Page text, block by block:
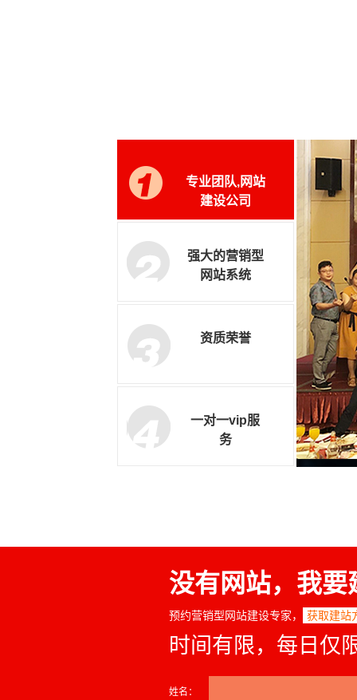
专业团队,网站
建设公司
强大的营销型
网站系统
资质荣誉
一对一vip服
务
没有网站，我要
预约营销型网站建设专家， 获取建站
时间有限，每日仅
姓名：